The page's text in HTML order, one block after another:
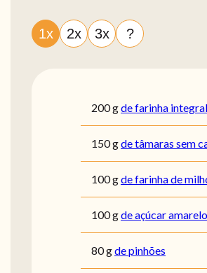
1x 2x 3x ?
200gde farinha integral
150gde tâmaras sem
100gde farinha de
100gde açúcar amarelo
80gde pinhões